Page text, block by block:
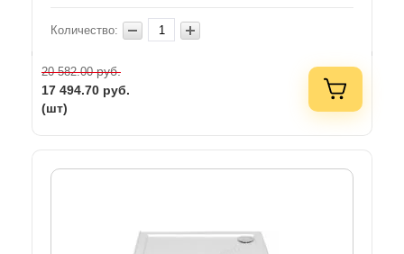
Количество:
20 582.00руб.
17 494.70 руб.
(шт)